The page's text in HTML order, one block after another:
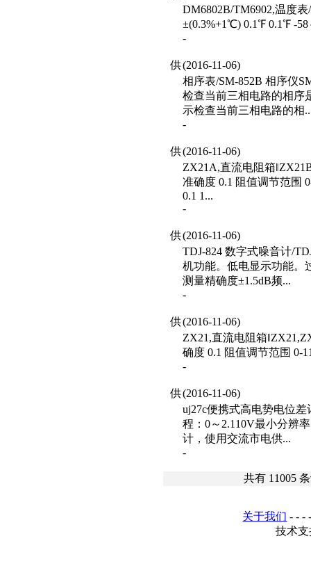
DM6802B/TM6902,温度
±(0.3%+1℃) 0.1℉ 0.1℉ -
-
供(2016-11-06)
相序表/SM-852B 相序仪
检查当前三相电路的相序
示检查当前三相电路的相
-
供(2016-11-06)
ZX21A,直流电阻箱
准确度 0.1 阻值调节范围
0.1 1...
-
供(2016-11-06)
TDJ-824 数字式噪音计/
机功能。低电显示功能。
测量精确度±1.5dB频...
-
供(2016-11-06)
ZX21,直流电阻箱
确度 0.1 阻值调节范围 0-
-
供(2016-11-06)
uj27c便携式高电势电位
程：0～2.110V最小分辨
计，使用交流市电供...
-
共有 11005
关于我们 - - -
技术支